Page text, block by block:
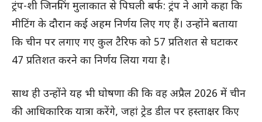
ट्रंप-शी जिनपिंग मुलाकात से पिघली बर्फ: ट्रंप ने आगे कहा कि
मीटिंग के दौरान कई अहम निर्णय लिए गए हैं। उन्होंने बताया
कि चीन पर लगाए गए कुल टैरिफ को 57 प्रतिशत से घटाकर
47 प्रतिशत करने का निर्णय लिया गया है।
साथ ही उन्होंने यह भी घोषणा की कि वह अप्रैल 2026 में चीन
की आधिकारिक यात्रा करेंगे, जहां ट्रेड डील पर हस्ताक्षर किए